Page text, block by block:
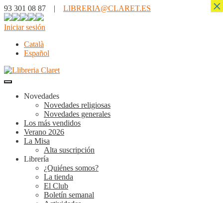
93 301 08 87 | LIBRERIA@CLARET.ES
Iniciar sesión
Català
Español
Novedades
Novedades religiosas
Novedades generales
Los más vendidos
Verano 2026
La Misa
Alta suscripción
Librería
¿Quiénes somos?
La tienda
El Club
Boletín semanal
×